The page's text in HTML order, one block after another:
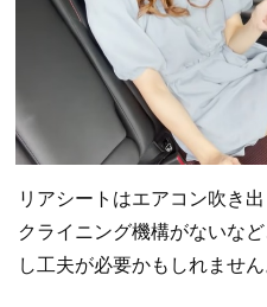
リアシートはエアコン吹き
クライニング機構がないな
し工夫が必要かもしれません